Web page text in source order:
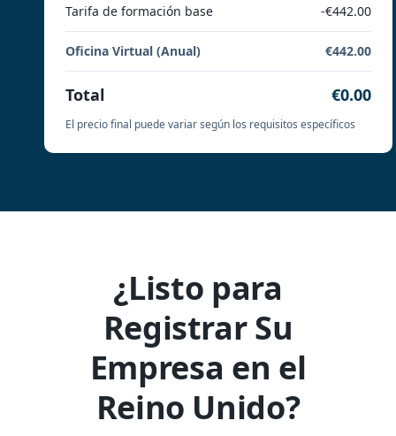
Tarifa de formación base -€442.00
Oficina Virtual (Anual) €442.00
Total €0.00
El precio final puede variar según los requisitos específicos
¿Listo para
Registrar Su
Empresa en el
Reino Unido?